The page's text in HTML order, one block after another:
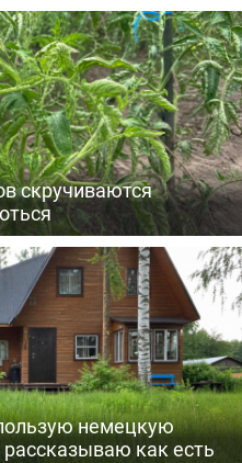
скручиваются
немецкую
как есть